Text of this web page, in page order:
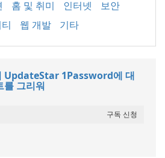
홈 및 취미 인터넷
보안
웹 개발 기타
UpdateStar 1Password에 대
를 그리워